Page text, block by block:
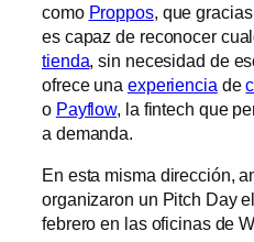
como Proppos, que
es capaz de reconocer
tienda, sin necesidad de
ofrece una experiencia de
o Payflow, la fintech que
a demanda.
En esta misma dirección,
organizaron un Pitch Day
febrero en las oficinas de